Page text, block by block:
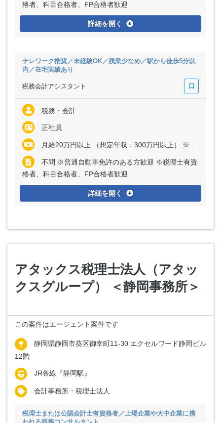
格者、科目合格者、FP合格者歓迎
詳細を開く
テレワーク推奨／未経験OK／残業少なめ／駅から徒歩5分以
内／在宅実績あり
税務会計アシスタント
税務・会計
正社員
月給20万円以上 （想定年収：300万円以上） ※経験・能力など考慮の上、決定いたします ※残業代は全額支給
不問 ※普通自動車免許のある方歓迎 ※税理士有資
格者、科目合格者、FP合格者歓迎
詳細を開く
アタックス税理士法人（アタッ
クスグループ） ＜静岡事務所＞
この案件はエージェント案件です
静岡県静岡市葵区御幸町11-30 エクセルワード静岡ビル
12階
JR各線『静岡駅』
会計事務所・税理士法人
税理士または公認会計士有資格者／上場企業や大中企業に携